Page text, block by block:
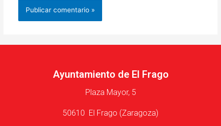
Ayuntamiento de El Frago
Plaza Mayor, 5
50610 El Frago (Zaragoza)